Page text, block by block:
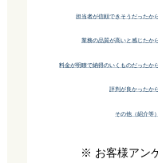
担当者が信頼できそうだったから
業務の品質が高いと感じたから
料金が明瞭で納得のいくものだったから
評判が良かったから
その他（紹介等）
※ お客様アン